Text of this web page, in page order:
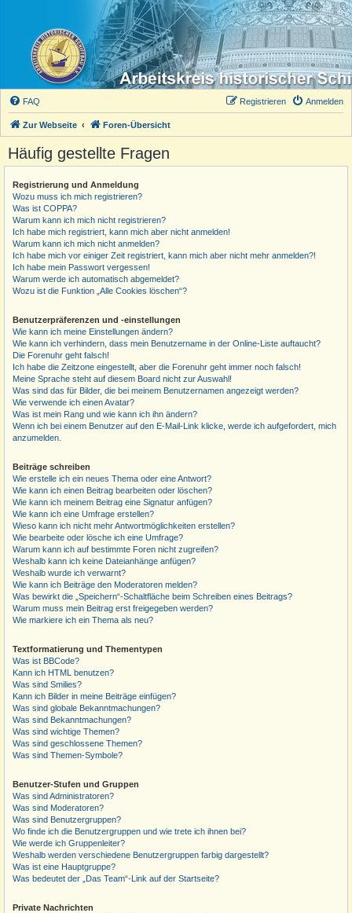
FAQ Anmelden
Registrieren
Zur Webseite Foren-Übersicht
Häufig gestellte Fragen
Registrierung und Anmeldung
Wozu muss ich mich registrieren?
Was ist COPPA?
Warum kann ich mich nicht registrieren?
Ich habe mich registriert, kann mich aber nicht anmelden!
Warum kann ich mich nicht anmelden?
Ich habe mich vor einiger Zeit registriert, kann mich aber nicht mehr anmelden?!
Ich habe mein Passwort vergessen!
Warum werde ich automatisch abgemeldet?
Wozu ist die Funktion „Alle Cookies löschen“?
Benutzerpräferenzen und -einstellungen
Wie kann ich meine Einstellungen ändern?
Wie kann ich verhindern, dass mein Benutzername in der Online-Liste auftaucht?
Die Forenuhr geht falsch!
Ich habe die Zeitzone eingestellt, aber die Forenuhr geht immer noch falsch!
Meine Sprache steht auf diesem Board nicht zur Auswahl!
Was sind das für Bilder, die bei meinem Benutzernamen angezeigt werden?
Wie verwende ich einen Avatar?
Was ist mein Rang und wie kann ich ihn ändern?
Wenn ich bei einem Benutzer auf den E-Mail-Link klicke, werde ich aufgefordert, mich
anzumelden.
Beiträge schreiben
Wie erstelle ich ein neues Thema oder eine Antwort?
Wie kann ich einen Beitrag bearbeiten oder löschen?
Wie kann ich meinem Beitrag eine Signatur anfügen?
Wie kann ich eine Umfrage erstellen?
Wieso kann ich nicht mehr Antwortmöglichkeiten erstellen?
Wie bearbeite oder lösche ich eine Umfrage?
Warum kann ich auf bestimmte Foren nicht zugreifen?
Weshalb kann ich keine Dateianhänge anfügen?
Weshalb wurde ich verwarnt?
Wie kann ich Beiträge den Moderatoren melden?
Was bewirkt die „Speichern“-Schaltfläche beim Schreiben eines Beitrags?
Warum muss mein Beitrag erst freigegeben werden?
Wie markiere ich ein Thema als neu?
Textformatierung und Thementypen
Was ist BBCode?
Kann ich HTML benutzen?
Was sind Smilies?
Kann ich Bilder in meine Beiträge einfügen?
Was sind globale Bekanntmachungen?
Was sind Bekanntmachungen?
Was sind wichtige Themen?
Was sind geschlossene Themen?
Was sind Themen-Symbole?
Benutzer-Stufen und Gruppen
Was sind Administratoren?
Was sind Moderatoren?
Was sind Benutzergruppen?
Wo finde ich die Benutzergruppen und wie trete ich ihnen bei?
Wie werde ich Gruppenleiter?
Weshalb werden verschiedene Benutzergruppen farbig dargestellt?
Was ist eine Hauptgruppe?
Was bedeutet der „Das Team“-Link auf der Startseite?
Private Nachrichten